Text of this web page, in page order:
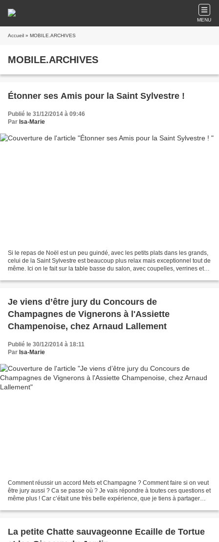
MENU
Accueil » MOBILE.ARCHIVES
MOBILE.ARCHIVES
Étonner ses Amis pour la Saint Sylvestre !
Publié le 31/12/2014 à 09:46
Par Isa-Marie
Si le repas de Noël est un peu guindé, avec les petits plats dans les grands,
celui de la Saint Sylvestre est beaucoup plus relax mais exceptionnel tout de
même. Ici on le fait sur la table basse du salon, avec coupelles, verrines et
Je viens d’être jury du Concours de
Champagnes de Vignerons à l'Assiette
Champenoise, chez Arnaud Lallement
Publié le 30/12/2014 à 18:11
Par Isa-Marie
Comment réussir un accord Mets et Champagne ? Comment faire si on veut
être jury aussi ? Ca se passe où ? Je vais répondre à toutes ces questions et
même plus ! Car c’était une très belle expérience, que je tiens à partager
La petite Chatte sauvageonne Ecaille de Tortue